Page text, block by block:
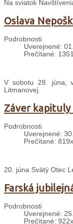
Na sviatok
Oslava
Podrobnosti
Uverejnené:
Prečítané:
V sobotu 28. júna,
Litmanovej.
Záver kapituly
Podrobnosti
Uverejnené:
Prečítané: 819x
20. júna Svätý Otec
Farská
Podrobnosti
Uverejnené:
Prečítané: 922x